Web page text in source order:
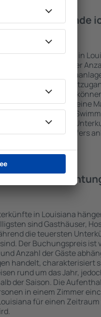
finde
Louisiana?
bei Unterkünften in
Objekts und der
Balkon,
und
sind. Besucher
benutzen, eine
oder ein Hotel mit
zusätzlich eine
Flughafentransfers
eine
in Louisiana
sind Gasthäuser,
die teuersten
Der Buchungspreis ist
Anzahl der Gäste
handelt, charakterisiert
rund um das Jahr,
der Saison. Die
in einem Zimmer
für einen Zeitraum